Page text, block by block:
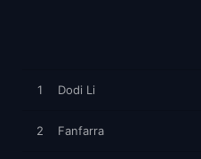
1 Dodi Li
2 Fanfarra